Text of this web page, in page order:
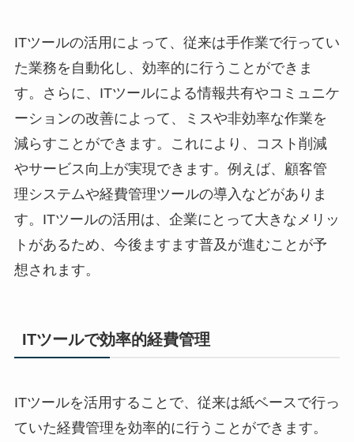
ITツールの活用によって、従来は手作業で行ってい
た業務を自動化し、効率的に行うことができま
す。さらに、ITツールによる情報共有やコミュニケ
ーションの改善によって、ミスや非効率な作業を
減らすことができます。これにより、コスト削減
やサービス向上が実現できます。例えば、顧客管
理システムや経費管理ツールの導入などがありま
す。ITツールの活用は、企業にとって大きなメリッ
トがあるため、今後ますます普及が進むことが予
想されます。
ITツールで効率的経費管理
ITツールを活用することで、従来は紙ベースで行っ
ていた経費管理を効率的に行うことができます。